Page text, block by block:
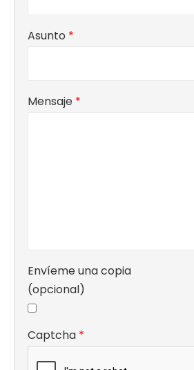
Asunto *
Mensaje *
Envíeme una copia
(opcional)
Captcha *